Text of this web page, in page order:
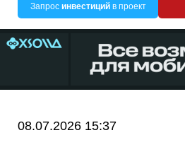
Запрос инвестицийв проект
08.07.2026 15:37